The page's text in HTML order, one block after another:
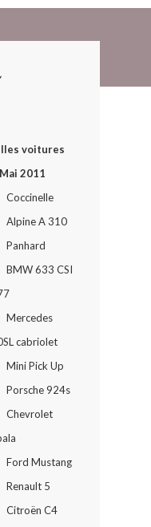
MARQUES
BLV ?
voitures
2011
Coccinelle
Alpine A 310
Panhard
BMW 633 CSI
Mercedes
cabriolet
Mini Pick Up
Porsche 924s
Chevrolet
Ford Mustang
Renault 5
Citroën C4